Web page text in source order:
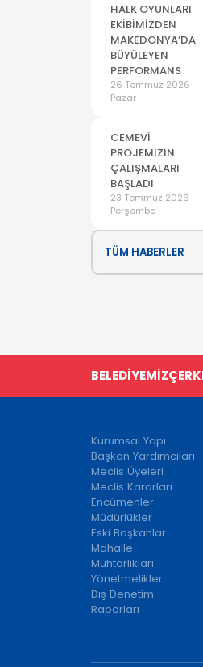
HALK OYUNLARI
EKİBİMİZDEN
MAKEDONYA’DA
BÜYÜLEYEN
PERFORMANS
26 Temmuz 2026
Pazar
CEMEVİ
PROJEMİZİN
ÇALIŞMALARI
BAŞLADI
23 Temmuz 2026
Perşembe
TÜM HABERLER
BELEDİYEMİZ
Kurumsal Yapı
Başkan Yardımcıları
Meclis Üyeleri
Meclis Kararları
Encümenler
Müdürlükler
Eski Başkanlar
Mahalle
Muhtarlıkları
Yönetmelikler
Dış Denetim
Raporları